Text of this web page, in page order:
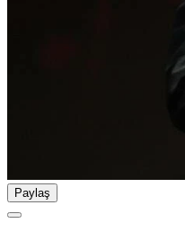
Paylaş